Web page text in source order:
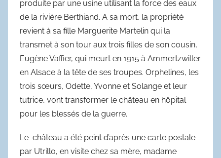
produite par une usine utilisant la force des eaux
de la rivière Berthiand. A sa mort, la propriété
revient à sa fille Marguerite Martelin qui la
transmet à son tour aux trois filles de son cousin,
Eugène Vaffier, qui meurt en 1915 à Ammertzwiller
en Alsace à la tête de ses troupes. Orphelines, les
trois sœurs, Odette, Yvonne et Solange et leur
tutrice, vont transformer le château en hôpital
pour les blessés de la guerre.
Le château a été peint d’après une carte postale
par Utrillo, en visite chez sa mère, madame